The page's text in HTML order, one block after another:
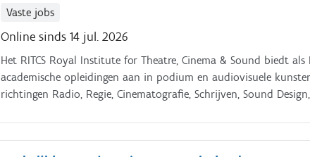
Vaste jobs
Online sinds 14 jul. 2026
Het RITCS Royal Institute for Theatre, Cinema & Sound biedt
academische opleidingen aan in podium en audiovisuele
richtingen Radio, Regie, Cinematografie, Schrijven, Sound